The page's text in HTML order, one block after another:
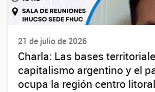
21 de julio de 2026
Charla: Las bases
capitalismo argentino y el
ocupa la región centro litoral